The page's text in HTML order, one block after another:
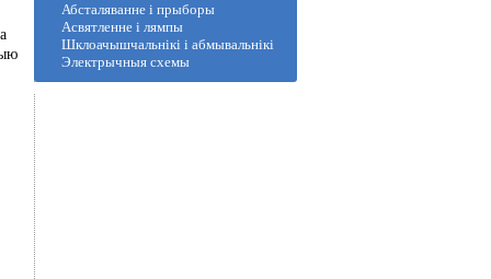
Абсталяванне і прыборы
Асвятленне і лямпы
Шклоачышчальнікі і абмывальнікі
Электрычныя схемы